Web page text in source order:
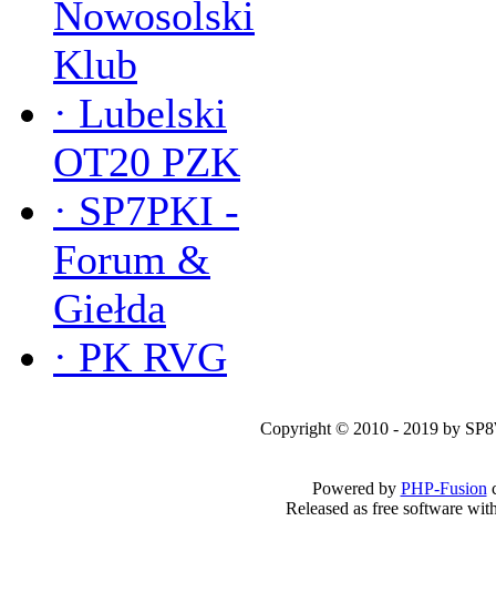
Nowosolski
Klub
· Lubelski
OT20 PZK
· SP7PKI -
Forum &
Giełda
· PK RVG
Copyright © 2010 - 2019 by
Powered by PHP-Fusion
Released as free software